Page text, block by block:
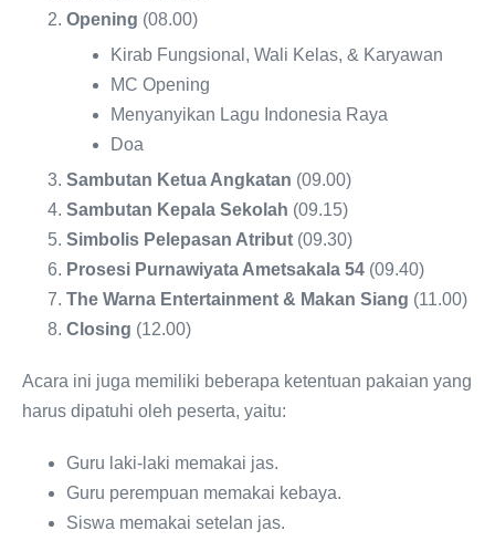
Opening (08.00)
Kirab Fungsional, Wali Kelas, & Karyawan
MC Opening
Menyanyikan Lagu Indonesia Raya
Doa
Sambutan Ketua Angkatan (09.00)
Sambutan Kepala Sekolah (09.15)
Simbolis Pelepasan Atribut (09.30)
Prosesi Purnawiyata Ametsakala 54 (09.40)
The Warna Entertainment & Makan Siang (11.00)
Closing (12.00)
Acara ini juga memiliki beberapa ketentuan pakaian yang
harus dipatuhi oleh peserta, yaitu:
Guru laki-laki memakai jas.
Guru perempuan memakai kebaya.
Siswa memakai setelan jas.